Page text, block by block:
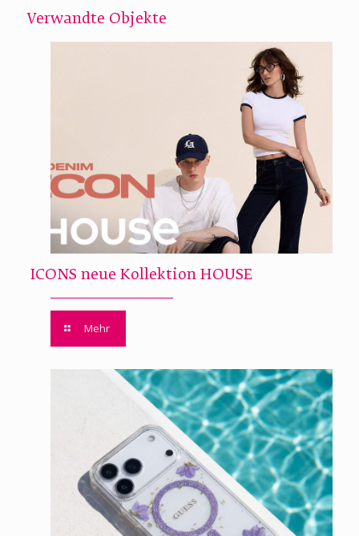
Verwandte Objekte
ICONS neue Kollektion HOUSE
Mehr